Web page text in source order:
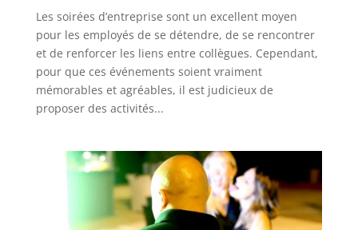
Les soirées d’entreprise sont un excellent moyen
pour les employés de se détendre, de se rencontrer
et de renforcer les liens entre collègues. Cependant,
pour que ces événements soient vraiment
mémorables et agréables, il est judicieux de
proposer des activités...